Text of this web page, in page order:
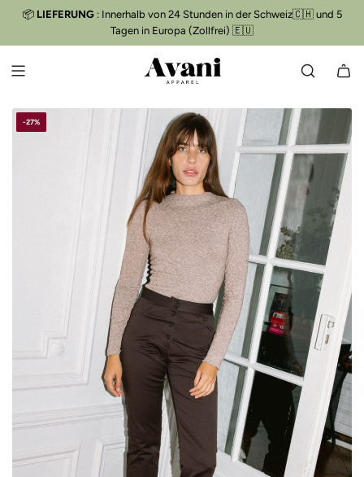
M
📦 LIEFERUNG: Innerhalb von 24 Stunden in der Schweiz🇨🇭 und 5
Tagen in Europa (Zollfrei) 🇪🇺
Kostenloser Versand 📦
-27%